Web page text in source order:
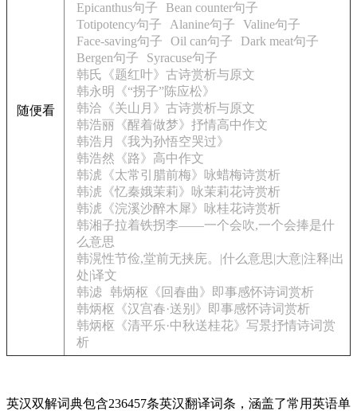
随便看
Epicanthus句子
Bean counter句子
Totipotency句子
Alanine句子
Valine句子
Face-saving句子
Oil can句子
Dark meat句子
Bergen句子
Syracuse句子
韩氏《题红叶》古诗赏析与原文
韩永明《“拐子”陈应松》
韩洽《关山月》古诗赏析与原文
韩浩丽《醒着做梦》抒情高中作文
韩浩月《我为孙悟空哭过》
韩浩然《路》高中作文
韩淲《太常引腊前梅》咏蜡梅诗赏析
韩淲《忆秦娥茉莉》咏茉莉花诗赏析
韩淲《浣溪沙醉木犀》咏桂花诗赏析
韩湘子拉着铁拐李——一个会吹,一个会捧是什
么意思
韩滉性节俭,堂前无挟庑。|什么意思|大意|注释|出
处|译文
韩滤
韩炳枢《回春曲》即事感怀诗词赏析
韩炳枢《汉宫春·送别》即事感怀诗词赏析
韩炳枢《清平乐·中秋送桂花》写景抒情诗词赏
析
英汉双解词典包含236457条英汉翻译词条，涵盖了常用英语单